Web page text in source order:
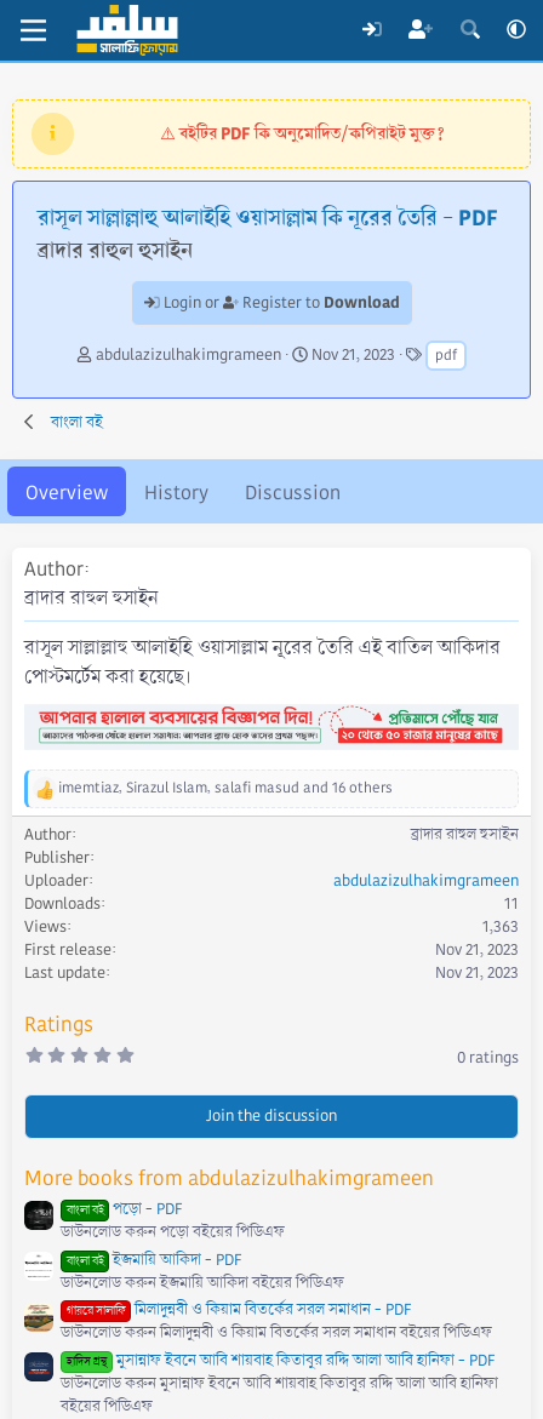
⚠️বইটির PDF কি অনুমোদিত/কপিরাইট মুক্ত?
রাসূল সাল্লাল্লাহু আলাইহি ওয়াসাল্লাম কি নূরের তৈরি - PDF
ব্রাদার রাহুল হুসাইন
Login or Register to Download
A
t
h
r
abdulazizulhakimgrameen
C
e
i
o
Nov 21, 2023
T
a
g
pdf
বাংলা বই
Overview History Discussion
Author
ব্রাদার রাহুল হুসাইন
রাসূল সাল্লাল্লাহু আলাইহি ওয়াসাল্লাম নূরের তৈরি এই বাতিল আকিদার
পোস্টমর্টেম করা হয়েছে।
R
e
a
c
t
i
o
n
s
imemtiaz, Sirazul Islam, salafi masud and 16 others
Author
ব্রাদার রাহুল হুসাইন
Publisher
Uploader
abdulazizulhakimgrameen
Downloads
11
Views
1,363
First release
Nov 21, 2023
Last update
Nov 21, 2023
Ratings
0
0
(
)
0 ratings
Join the discussion
More books from abdulazizulhakimgrameen
বাংলা বই পড়ো - PDF
ডাউনলোড করুন পড়ো বইয়ের পিডিএফ
বাংলা বই ইজমায়ি আকিদা - PDF
ডাউনলোড করুন ইজমায়ি আকিদা বইয়ের পিডিএফ
গায়রে সালাফি মিলাদুন্নবী ও কিয়াম বিতর্কের সরল সমাধান - PDF
ডাউনলোড করুন মিলাদুন্নবী ও কিয়াম বিতর্কের সরল সমাধান বইয়ের পিডিএফ
হাদিস গ্রন্থ মুসান্নাফ ইবনে আবি শায়বাহ কিতাবুর রদ্দি আলা আবি হানিফা - PDF
ডাউনলোড করুন মুসান্নাফ ইবনে আবি শায়বাহ কিতাবুর রদ্দি আলা আবি হানিফা
বইয়ের পিডিএফ